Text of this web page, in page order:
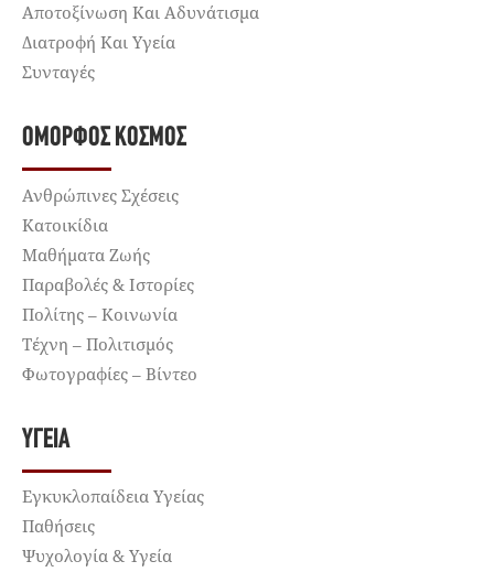
Αποτοξίνωση Και Αδυνάτισμα
Διατροφή Και Υγεία
Συνταγές
ΌΜΟΡΦΟΣ ΚΌΣΜΟΣ
Ανθρώπινες Σχέσεις
Κατοικίδια
Μαθήματα Ζωής
Παραβολές & Ιστορίες
Πολίτης – Κοινωνία
Τέχνη – Πολιτισμός
Φωτογραφίες – Βίντεο
ΥΓΕΊΑ
Εγκυκλοπαίδεια Υγείας
Παθήσεις
Ψυχολογία & Υγεία